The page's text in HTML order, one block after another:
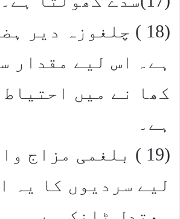
(18 ) چلغوزہ دیر
ہے۔ اس لیے مقدار
کھا نے میں
ہے۔
(19 ) بلغمی مزاج
لیے سردیوں کا یہ